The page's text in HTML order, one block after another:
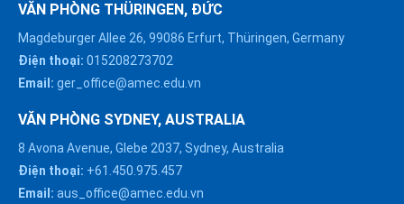
VĂN PHÒNG THÜRINGEN, ĐỨC
Magdeburger Allee 26, 99086 Erfurt, Thüringen, Germany
Điện thoại: 015208273702
Email: ger_office@amec.edu.vn
VĂN PHÒNG SYDNEY, AUSTRALIA
8 Avona Avenue, Glebe 2037, Sydney, Australia
Điện thoại: +61.450.975.457
Email: aus_office@amec.edu.vn